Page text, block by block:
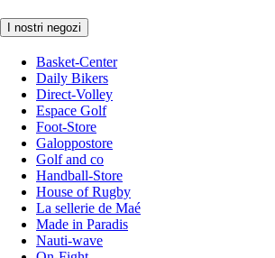
I nostri negozi
Basket-Center
Daily Bikers
Direct-Volley
Espace Golf
Foot-Store
Galoppostore
Golf and co
Handball-Store
House of Rugby
La sellerie de Maé
Made in Paradis
Nauti-wave